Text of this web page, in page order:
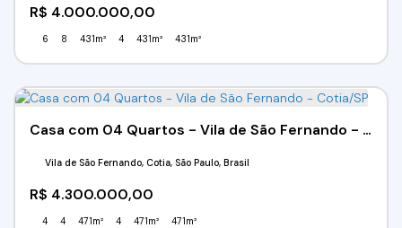
R$ 4.000.000,00
6 8 431m² 4 431m² 431m²
Casa com 04 Quartos - Vila de São Fernando - Cotia/SP
R$ 4.300.000,00
Vila de São Fernando, Cotia, São Paulo, Brasil
4 4 471m² 4 471m² 471m²